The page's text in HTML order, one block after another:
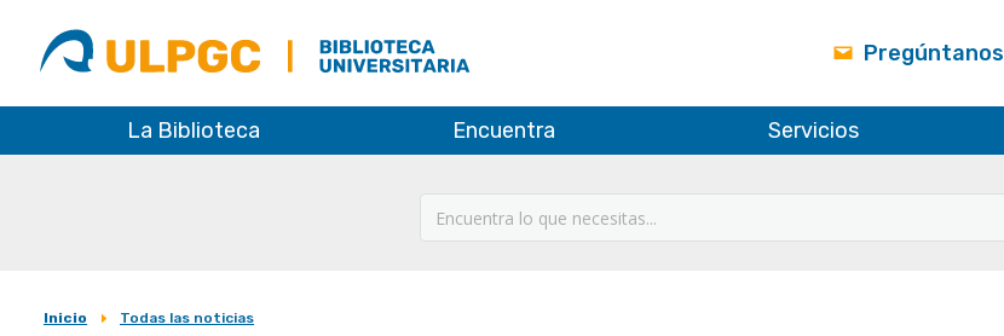
ULPGC
Biblioteca
ULPGC
Pregúntanos
La Biblioteca Encuentra Servicios
Inicio Todas las noticias